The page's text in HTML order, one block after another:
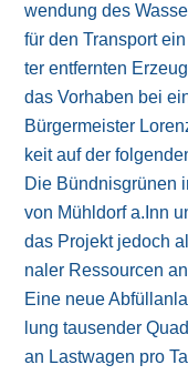
wen­dung des
für den Trans­port
ter ent­fern­ten
das Vor­ha­ben bei
Bür­ger­meis­ter
keit auf der
Die Bün­dnis­grü­nen
von Mühldorf a.Inn
das Pro­jekt je­doch
na­ler Res­sour­cen
Ei­ne neue
lung tau­sen­der
an Last­wa­gen pro